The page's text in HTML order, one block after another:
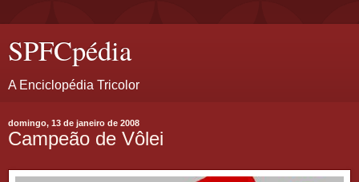
SPFCpédia
A Enciclopédia Tricolor
domingo, 13 de janeiro de 2008
Campeão de Vôlei